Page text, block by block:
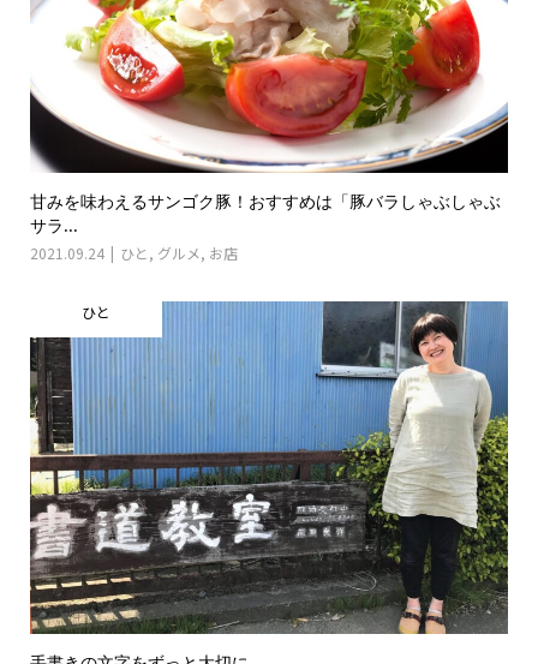
甘みを味わえるサンゴク豚！おすすめは「豚バラしゃぶしゃぶ
サラ...
2021.09.24 ひと , グルメ, お店
ひと